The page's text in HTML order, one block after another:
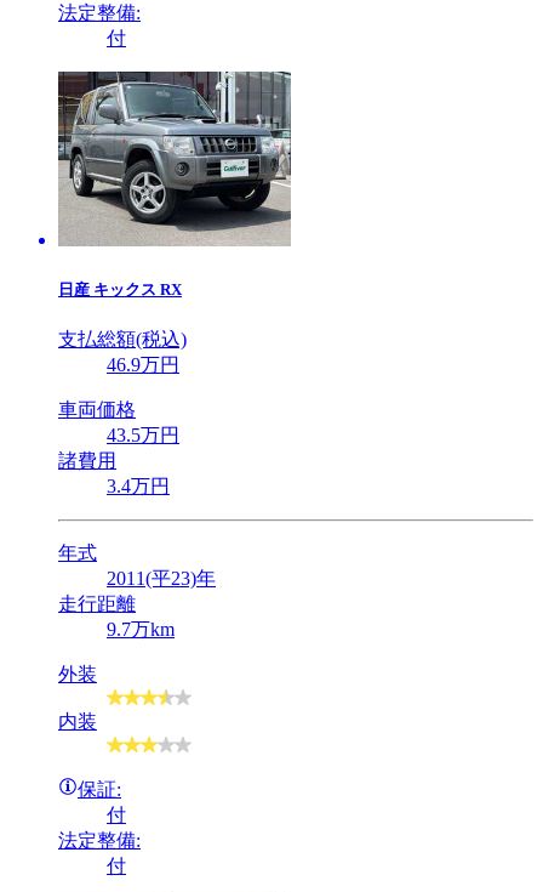
法定整備:
付
日産 キックス RX
支払総額(税込)
46.9万円
車両価格
43.5万円
諸費用
3.4万円
年式
2011(平23)年
走行距離
9.7万km
外装
内装
保証:
付
法定整備:
付